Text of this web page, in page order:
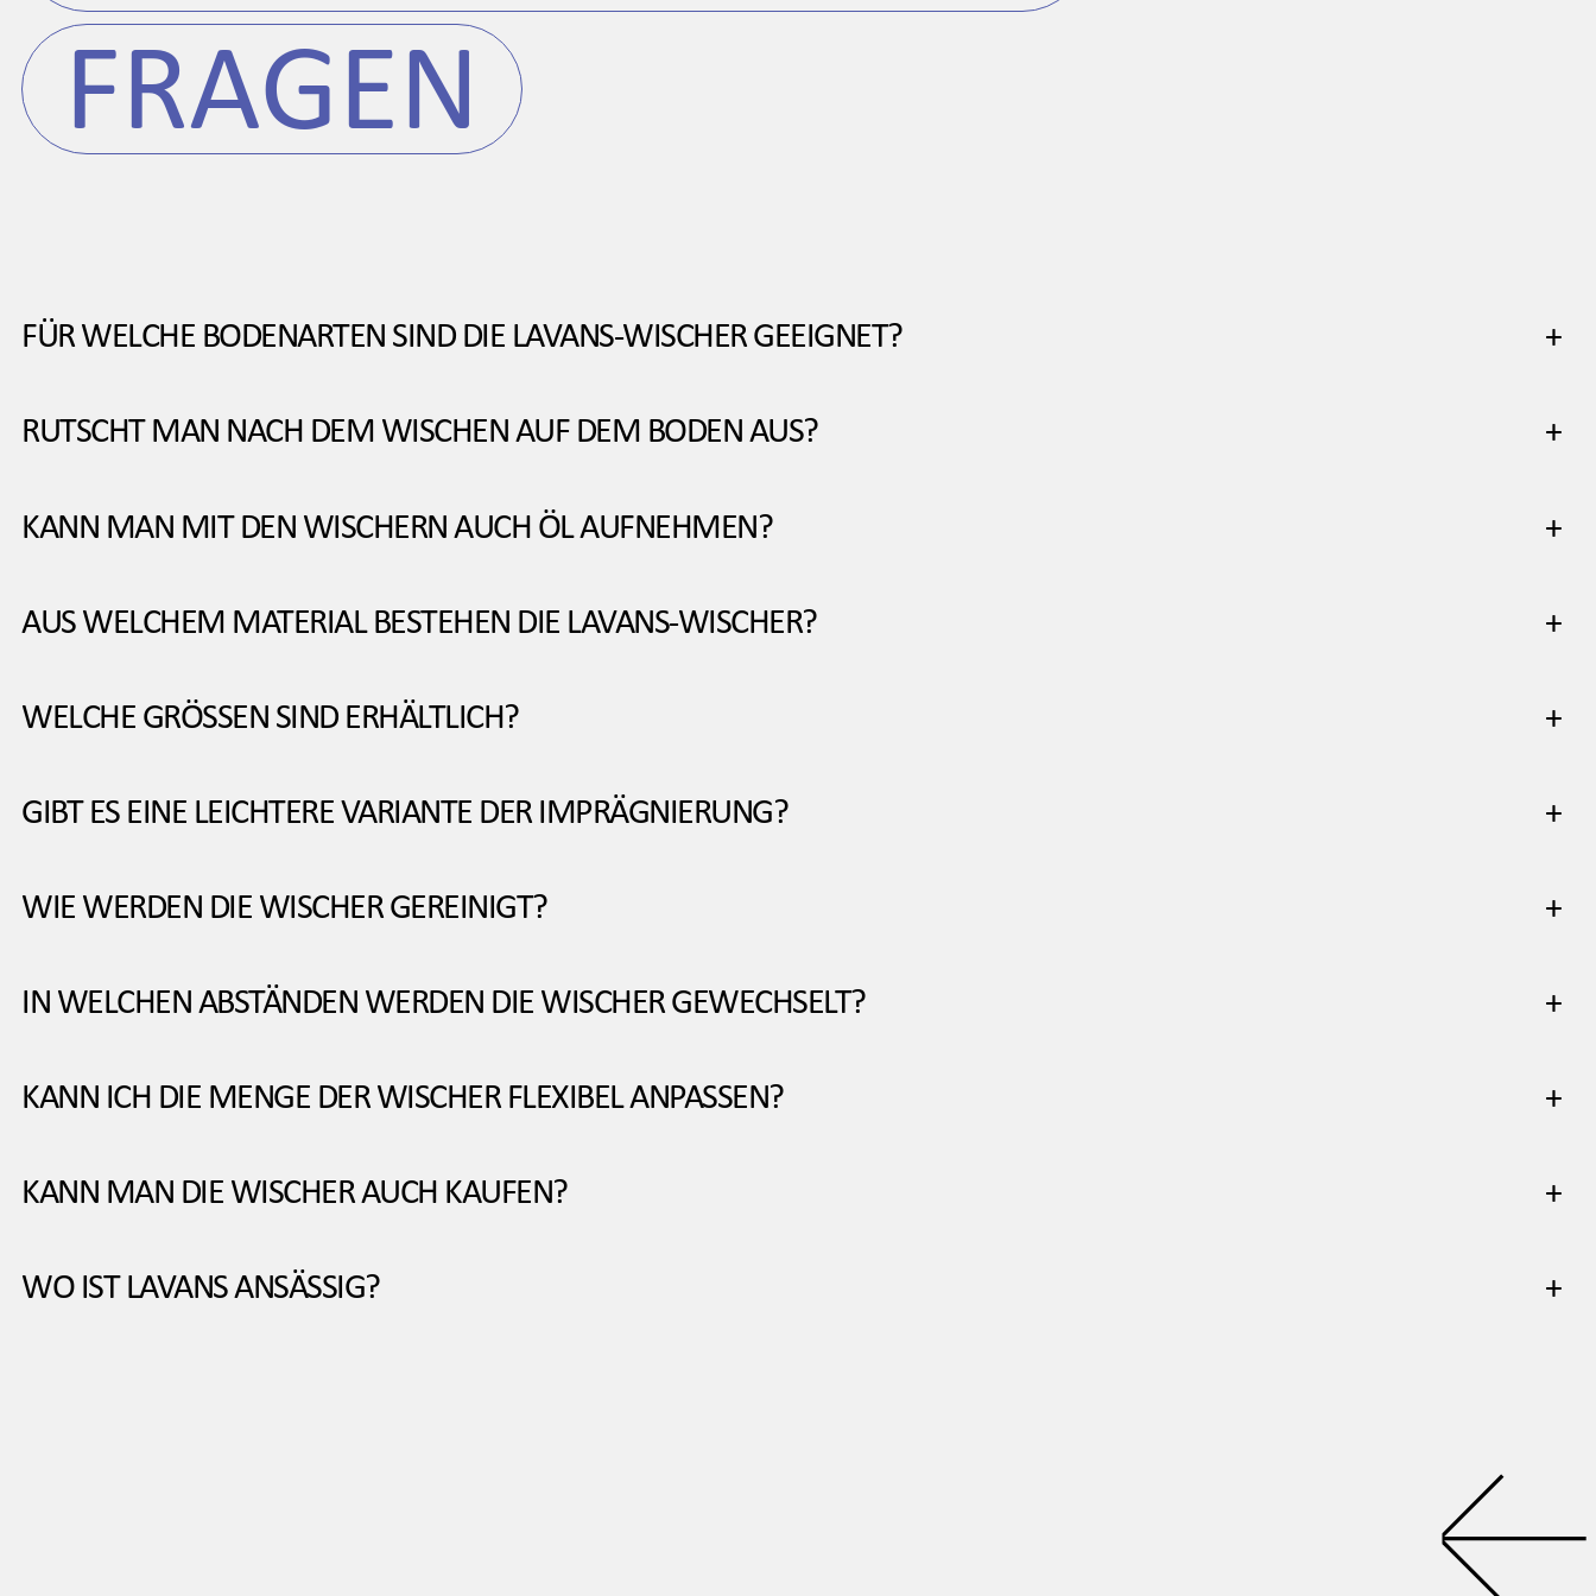
FRAGEN
FÜR WELCHE BODENARTEN SIND DIE LAVANS-WISCHER GEEIGNET? +
RUTSCHT MAN NACH DEM WISCHEN AUF DEM BODEN AUS? +
KANN MAN MIT DEN WISCHERN AUCH ÖL AUFNEHMEN? +
AUS WELCHEM MATERIAL BESTEHEN DIE LAVANS-WISCHER? +
WELCHE GRÖSSEN SIND ERHÄLTLICH? +
GIBT ES EINE LEICHTERE VARIANTE DER IMPRÄGNIERUNG? +
WIE WERDEN DIE WISCHER GEREINIGT? +
IN WELCHEN ABSTÄNDEN WERDEN DIE WISCHER GEWECHSELT? +
KANN ICH DIE MENGE DER WISCHER FLEXIBEL ANPASSEN? +
KANN MAN DIE WISCHER AUCH KAUFEN? +
WO IST LAVANS ANSÄSSIG? +